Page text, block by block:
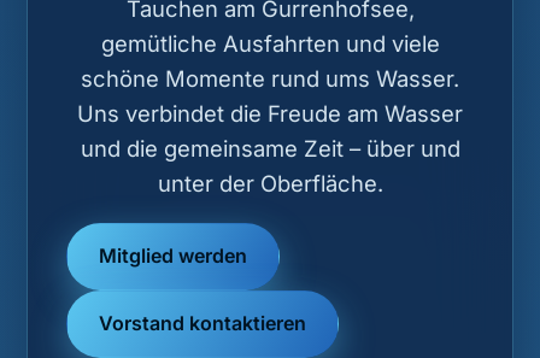
Tauchen am Gurrenhofsee,
gemütliche Ausfahrten und viele
schöne Momente rund ums Wasser.
Uns verbindet die Freude am Wasser
und die gemeinsame Zeit – über und
unter der Oberfläche.
Mitglied werden
Vorstand kontaktieren